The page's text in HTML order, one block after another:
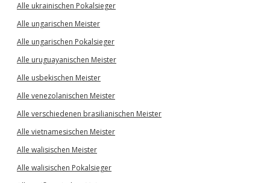
Alle ukrainischen Pokalsieger
Alle ungarischen Meister
Alle ungarischen Pokalsieger
Alle uruguayanischen Meister
Alle usbekischen Meister
Alle venezolanischen Meister
Alle verschiedenen brasilianischen Meister
Alle vietnamesischen Meister
Alle walisischen Meister
Alle walisischen Pokalsieger